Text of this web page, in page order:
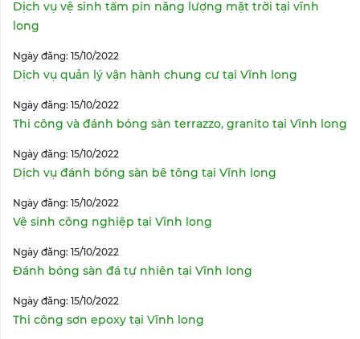
Dịch vụ vệ sinh tấm pin năng lượng mặt trời tại vĩnh
long
Ngày đăng: 15/10/2022
Dịch vụ quản lý vận hành chung cư tại Vĩnh long
Ngày đăng: 15/10/2022
Thi công và đánh bóng sàn terrazzo, granito tại Vĩnh long
Ngày đăng: 15/10/2022
Dịch vụ đánh bóng sàn bê tông tại Vĩnh long
Ngày đăng: 15/10/2022
Vệ sinh công nghiệp tại Vĩnh long
Ngày đăng: 15/10/2022
Đánh bóng sàn đá tự nhiên tại Vĩnh long
Ngày đăng: 15/10/2022
Thi công sơn epoxy tại Vĩnh long